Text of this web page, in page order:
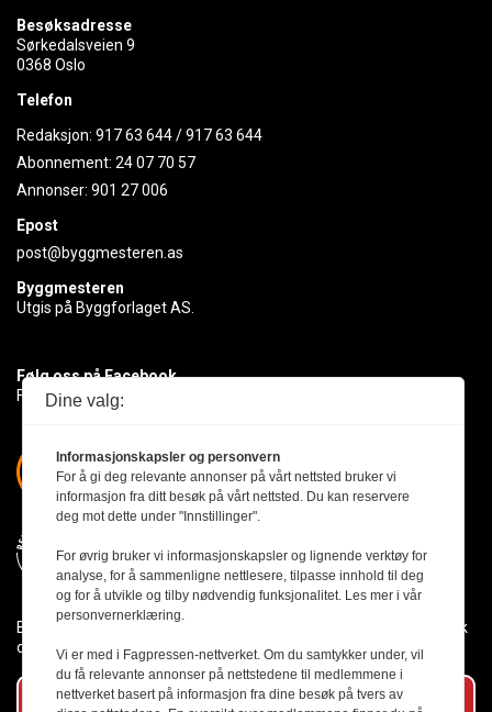
Besøksadresse
Sørkedalsveien 9
0368 Oslo
Telefon
Redaksjon: 917 63 644/917 63 644
Abonnement: 24 07 70 57
Annonser: 901 27 006
Epost
post@byggmesteren.as
Byggmesteren
Utgis på Byggforlaget AS.
Følg oss på Facebook
Få med deg det siste innen byggebransjen
Byggmesteren følger Vær Varsom-plakaten og presseetikken slik
den er nedfelt i Redaktørplakaten.
Abonner på vårt nyhetsbrev
Dine valg:
Informasjonskapsler og personvern
For å gi deg relevante annonser på vårt nettsted bruker vi
informasjon fra ditt besøk på vårt nettsted. Du kan reservere
deg mot dette under "Innstillinger".
For øvrig bruker vi informasjonskapsler og lignende verktøy for
analyse, for å sammenligne nettlesere, tilpasse innhold til deg
og for å utvikle og tilby nødvendig funksjonalitet. Les mer i vår
personvernerklæring.
Vi er med i Fagpressen-nettverket. Om du samtykker under, vil
du få relevante annonser på nettstedene til medlemmene i
nettverket basert på informasjon fra dine besøk på tvers av